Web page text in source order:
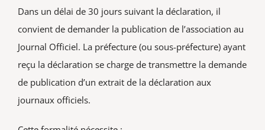
Dans un délai de 30 jours suivant la déclaration, il
convient de demander la publication de l’association au
Journal Officiel. La préfecture (ou sous-préfecture) ayant
reçu la déclaration se charge de transmettre la demande
de publication d’un extrait de la déclaration aux
journaux officiels.